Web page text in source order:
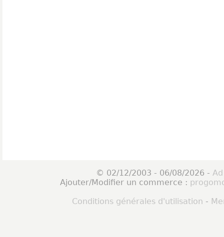
© 02/12/2003 - 06/08/2026 -
Ajouter/Modifier un commerce :
Conditions générales d'utilisation -